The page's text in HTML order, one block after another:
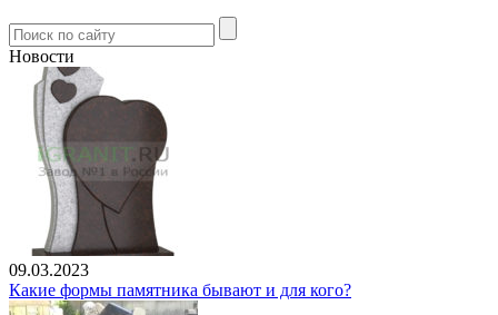
Новости
09.03.2023
Какие формы памятника бывают и для кого?